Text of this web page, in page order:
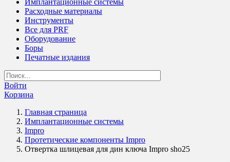
Имплантационные системы
Расходные материалы
Инструменты
Все для PRF
Оборудование
Боры
Печатные издания
Войти
Корзина
Главная страница
Имплантационные системы
Impro
Протетические компоненты Impro
Отвертка шлицевая для дин ключа Impro sho25